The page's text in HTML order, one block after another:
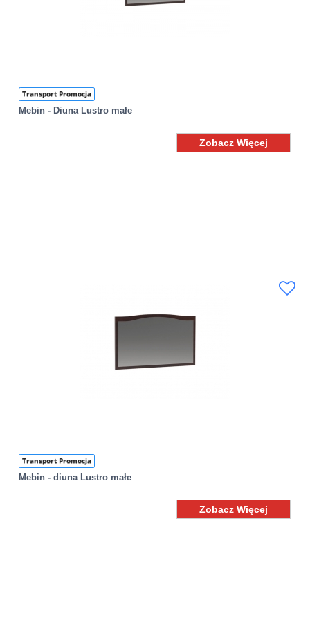
Transport Promocja
Mebin - Diuna Lustro małe
Zobacz Więcej
Transport Promocja
Mebin - diuna Lustro małe
Zobacz Więcej